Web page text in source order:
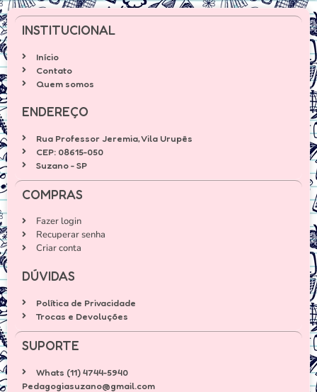
INSTITUCIONAL
Início
Contato
Quem somos
ENDEREÇO
Rua Professor Jeremia, Vila Urupês
CEP: 08615-050
Suzano - SP
COMPRAS
Fazer login
Recuperar senha
Criar conta
DÚVIDAS
Política de Privacidade
Trocas e Devoluções
SUPORTE
Whats (11) 4744-5940
Pedagogiasuzano@gmail.com